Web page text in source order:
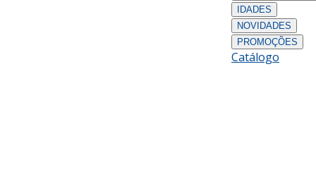
IDADES
NOVIDADES
PROMOÇÕES
Catálogo